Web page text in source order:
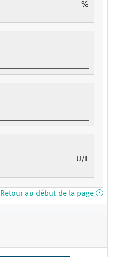
%
U/L
Retour au début de la page